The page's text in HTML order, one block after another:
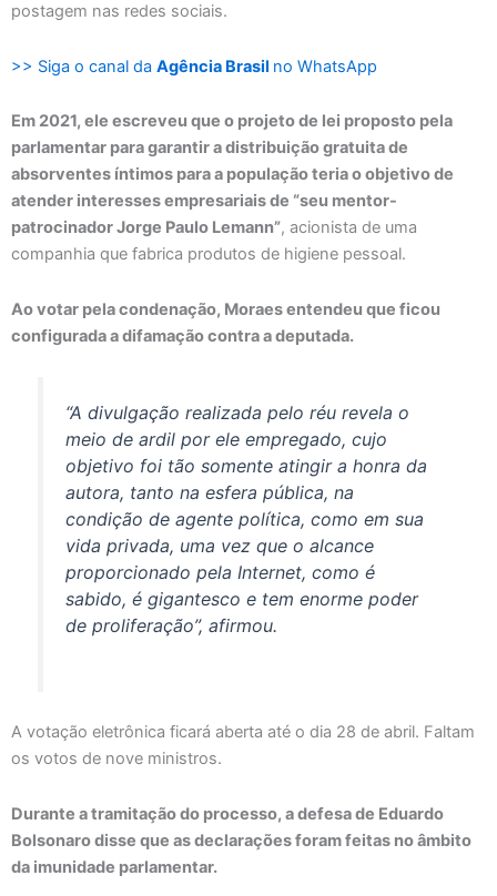
postagem nas redes sociais.
>> Siga o canal da Agência Brasil no WhatsApp
Em 2021, ele escreveu que o projeto de lei proposto pela
parlamentar para garantir a distribuição gratuita de
absorventes íntimos para a população teria o objetivo de
atender interesses empresariais de “seu mentor-
patrocinador Jorge Paulo Lemann”, acionista de uma
companhia que fabrica produtos de higiene pessoal.
Ao votar pela condenação, Moraes entendeu que ficou
configurada a difamação contra a deputada.
“A divulgação realizada pelo réu revela o
meio de ardil por ele empregado, cujo
objetivo foi tão somente atingir a honra da
autora, tanto na esfera pública, na
condição de agente política, como em sua
vida privada, uma vez que o alcance
proporcionado pela Internet, como é
sabido, é gigantesco e tem enorme poder
de proliferação”, afirmou.
A votação eletrônica ficará aberta até o dia 28 de abril. Faltam
os votos de nove ministros.
Durante a tramitação do processo, a defesa de Eduardo
Bolsonaro disse que as declarações foram feitas no âmbito
da imunidade parlamentar.